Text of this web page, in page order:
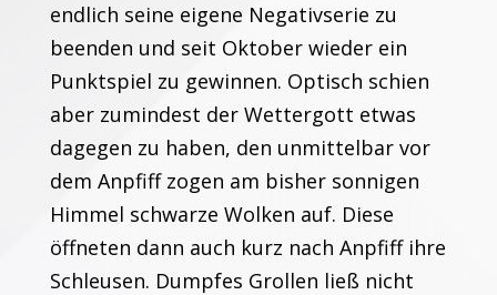
endlich seine eigene Negativserie zu
beenden und seit Oktober wieder ein
Punktspiel zu gewinnen. Optisch schien
aber zumindest der Wettergott etwas
dagegen zu haben, den unmittelbar vor
dem Anpfiff zogen am bisher sonnigen
Himmel schwarze Wolken auf. Diese
öffneten dann auch kurz nach Anpfiff ihre
Schleusen. Dumpfes Grollen ließ nicht